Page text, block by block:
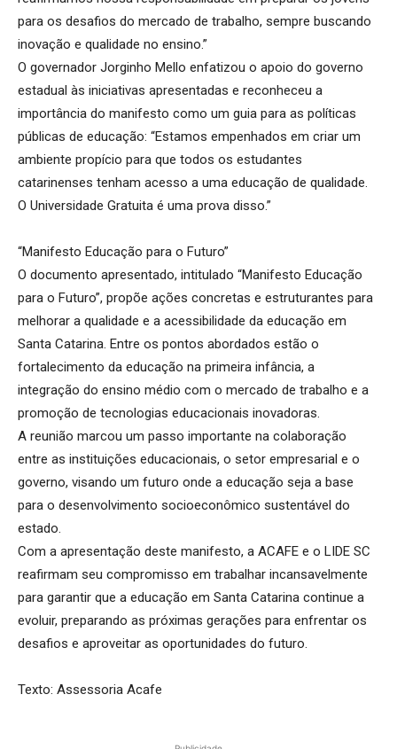
para os desafios do mercado de trabalho, sempre buscando
inovação e qualidade no ensino.”
O governador Jorginho Mello enfatizou o apoio do governo
estadual às iniciativas apresentadas e reconheceu a
importância do manifesto como um guia para as políticas
públicas de educação: “Estamos empenhados em criar um
ambiente propício para que todos os estudantes
catarinenses tenham acesso a uma educação de qualidade.
O Universidade Gratuita é uma prova disso.”
“Manifesto Educação para o Futuro”
O documento apresentado, intitulado “Manifesto Educação
para o Futuro”, propõe ações concretas e estruturantes para
melhorar a qualidade e a acessibilidade da educação em
Santa Catarina. Entre os pontos abordados estão o
fortalecimento da educação na primeira infância, a
integração do ensino médio com o mercado de trabalho e a
promoção de tecnologias educacionais inovadoras.
A reunião marcou um passo importante na colaboração
entre as instituições educacionais, o setor empresarial e o
governo, visando um futuro onde a educação seja a base
para o desenvolvimento socioeconômico sustentável do
estado.
Com a apresentação deste manifesto, a ACAFE e o LIDE SC
reafirmam seu compromisso em trabalhar incansavelmente
para garantir que a educação em Santa Catarina continue a
evoluir, preparando as próximas gerações para enfrentar os
desafios e aproveitar as oportunidades do futuro.
Texto: Assessoria Acafe